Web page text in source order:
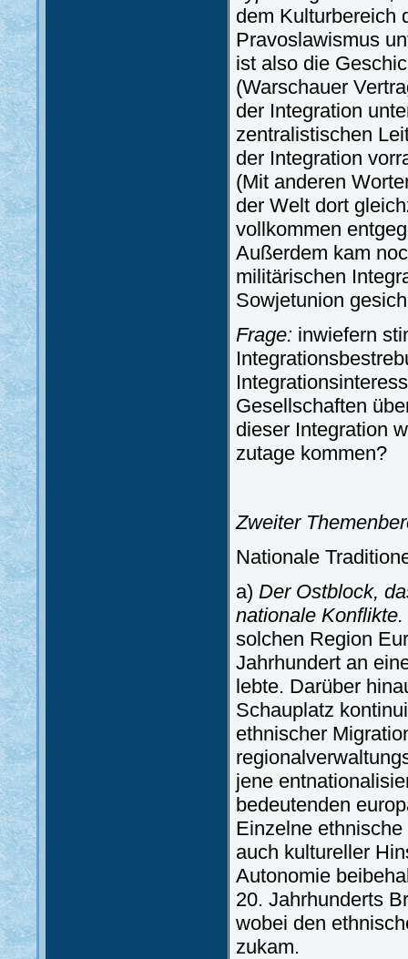
dem Kulturbereich
Pravoslawismus
ist also die
(Warschauer
der Integration
zentralistischen
der Integration
(Mit anderen
der Welt dort
vollkommen
Außerdem kam
militärischen
Sowjetunion
Frage: inwiefern
Gesellschaften
dieser Integration
zutage kommen?
Zweiter
Nationale
a) Der Ostblock,
nationale Konflikte.
solchen Region
Jahrhundert an
lebte. Darüber
Schauplatz
ethnischer
jene
bedeutenden
Einzelne
auch kultureller
Autonomie
20. Jahrhunderts
wobei den
zukam.